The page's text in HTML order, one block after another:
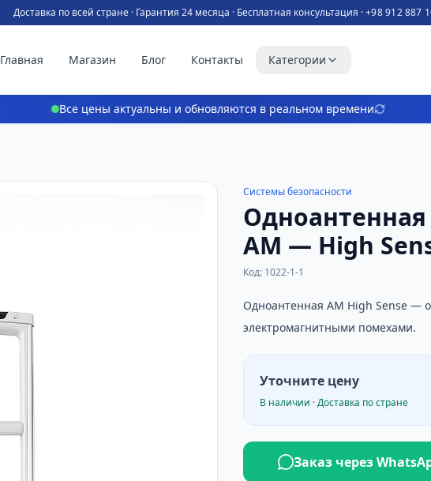
Доставка по всей стране · Гарантия 24 месяца · Бесплатная консультация ·+98 912 887
Главная Магазин Блог Контакты Категории
Все цены актуальны и обновляются в реальном времени
Системы безопасности
AM — High
Код: 1022-1-1
Одноантенная AM High Sense —
электромагнитными помехами.
Уточните цену
В наличии · Доставка по стране
Заказ через